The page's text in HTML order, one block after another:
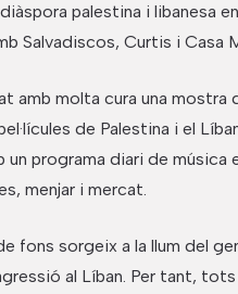
palestina i libanesa en
Salvadiscos, Curtis i Casa
amb molta cura una mostra
de Palestina i el
un programa diari de música
menjar i mercat.
fons sorgeix a la llum del
al Líban. Per tant,